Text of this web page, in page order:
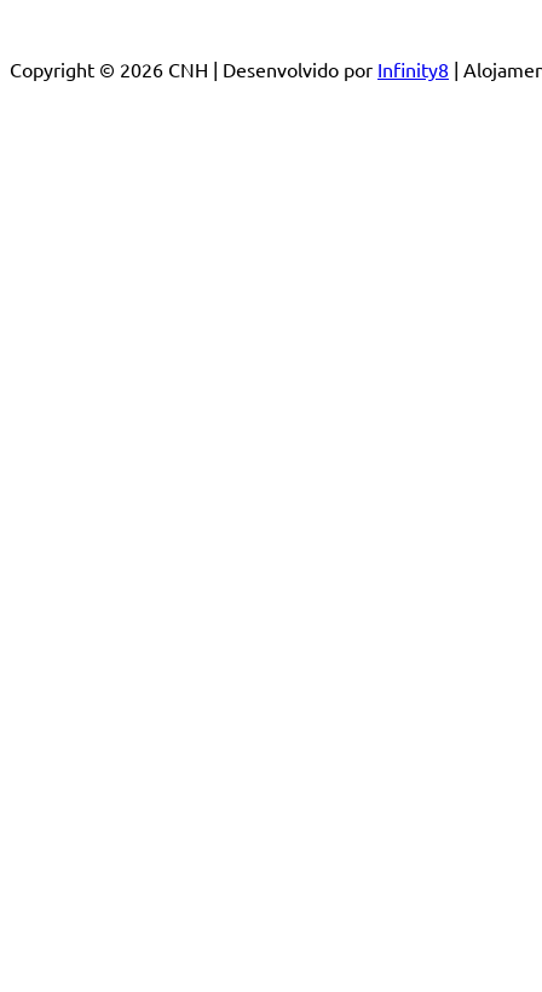
Copyright © 2026 CNH | Desenvolvido por Infinity8 |